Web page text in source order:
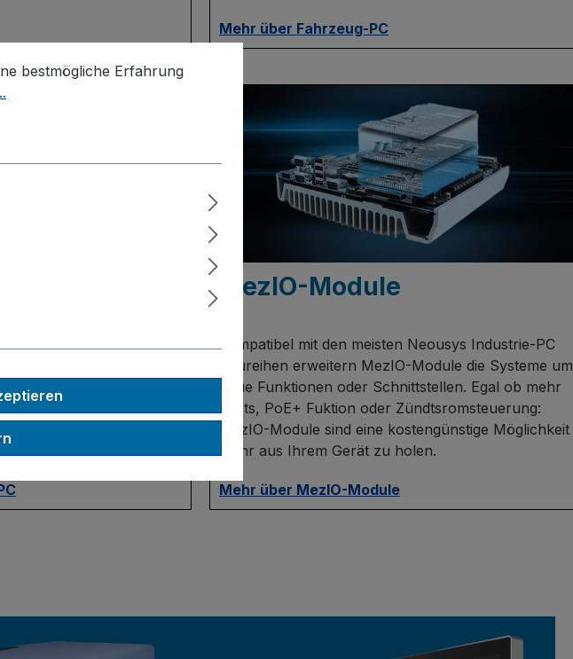
Mehr über Fahrzeug-PC
DIN-Rail-PC, ist ein
auf einer
und kompakten
für die
MezIO-Module
Kompatibel mit den meisten Neousys Industrie-PC
Baureihen erweitern MezIO-Module die Systeme um
neue Funktionen oder Schnittstellen. Egal ob mehr
Ports, PoE+ Fuktion oder Zündtsromsteuerung:
MezIO-Module sind eine kostengünstige Möglichkeit
mehr aus Ihrem Gerät zu holen.
Mehr über MezIO-Module
bestmögliche Erfahrung